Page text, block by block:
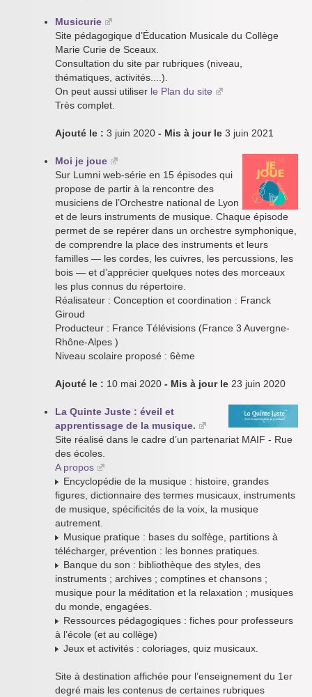
Musicurie
Site pédagogique d’Éducation Musicale du Collège
Marie Curie de Sceaux.
Consultation du site par rubriques (niveau,
thématiques, activités....).
On peut aussi utiliser le Plan du site
Très complet.
Ajouté le : 3 juin 2020 - Mis à jour le 3 juin 2021
Moi je joue
Sur Lumni web-série en 15 épisodes qui
propose de partir à la rencontre des
musiciens de l’Orchestre national de Lyon
et de leurs instruments de musique. Chaque épisode
permet de se repérer dans un orchestre symphonique,
de comprendre la place des instruments et leurs
familles — les cordes, les cuivres, les percussions, les
bois — et d’apprécier quelques notes des morceaux
les plus connus du répertoire.
Réalisateur : Conception et coordination : Franck
Giroud
Producteur : France Télévisions (France 3 Auvergne-
Rhône-Alpes )
Niveau scolaire proposé : 6ème
Ajouté le : 10 mai 2020 - Mis à jour le 23 juin 2020
La Quinte Juste : éveil et
apprentissage de la musique.
Site réalisé dans le cadre d’un partenariat MAIF - Rue
des écoles.
A propos
Encyclopédie de la musique : histoire, grandes
figures, dictionnaire des termes musicaux, instruments
de musique, spécificités de la voix, la musique
autrement.
Musique pratique : bases du solfège, partitions à
télécharger, prévention : les bonnes pratiques.
Banque du son : bibliothèque des styles, des
instruments ; archives ; comptines et chansons ;
musique pour la méditation et la relaxation ; musiques
du monde, engagées.
Ressources pédagogiques : fiches pour professeurs
à l’école (et au collège)
Jeux et activités : coloriages, quiz musicaux.
Site à destination affichée pour l’enseignement du 1er
degré mais les contenus de certaines rubriques